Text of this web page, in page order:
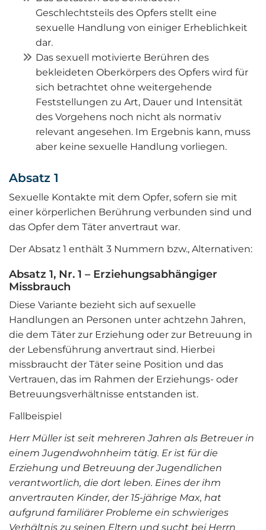
Geschlechtsteils des Opfers stellt eine
sexuelle Handlung von einiger Erheblichkeit
dar.
Das sexuell motivierte Berühren des
bekleideten Oberkörpers des Opfers wird für
sich betrachtet ohne weitergehende
Feststellungen zu Art, Dauer und Intensität
des Vorgehens noch nicht als normativ
relevant angesehen. Im Ergebnis kann, muss
aber keine sexuelle Handlung vorliegen.
Absatz 1
Sexuelle Kontakte mit dem Opfer, sofern sie mit
einer körperlichen Berührung verbunden sind und
das Opfer dem Täter anvertraut war.
Der Absatz 1 enthält 3 Nummern bzw., Alternativen:
Absatz 1, Nr. 1 – Erziehungsabhängiger
Missbrauch
Diese Variante bezieht sich auf sexuelle
Handlungen an Personen unter achtzehn Jahren,
die dem Täter zur Erziehung oder zur Betreuung in
der Lebensführung anvertraut sind. Hierbei
missbraucht der Täter seine Position und das
Vertrauen, das im Rahmen der Erziehungs- oder
Betreuungsverhältnisse entstanden ist.
Fallbeispiel
Herr Müller ist seit mehreren Jahren als Betreuer in
einem Jugendwohnheim tätig. Er ist für die
Erziehung und Betreuung der Jugendlichen
verantwortlich, die dort leben. Eines der ihm
anvertrauten Kinder, der 15-jährige Max, hat
aufgrund familiärer Probleme ein schwieriges
Verhältnis zu seinen Eltern und sucht bei Herrn